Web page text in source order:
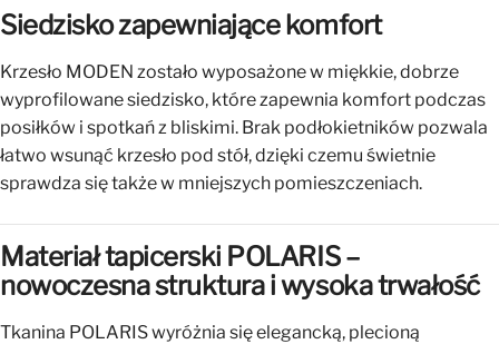
Siedzisko zapewniające komfort
Krzesło MODEN zostało wyposażone w miękkie, dobrze
wyprofilowane siedzisko, które zapewnia komfort podczas
posiłków i spotkań z bliskimi. Brak podłokietników pozwala
łatwo wsunąć krzesło pod stół, dzięki czemu świetnie
sprawdza się także w mniejszych pomieszczeniach.
Materiał tapicerski POLARIS –
nowoczesna struktura i wysoka trwałość
Tkanina POLARIS wyróżnia się elegancką, plecioną